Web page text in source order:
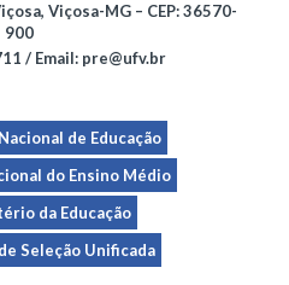
Viçosa-MG – CEP: 36570-
900
/ Email: pre@ufv.br
de Educação
do Ensino Médio
da Educação
Seleção Unificada